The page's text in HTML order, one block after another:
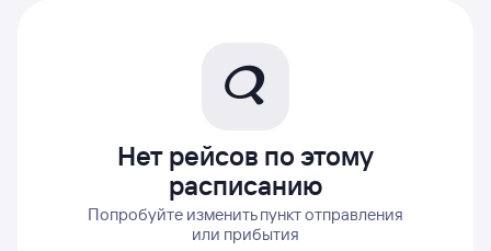
Нет рейсов по этому
расписанию
Попробуйте изменить пункт отправления
или прибытия